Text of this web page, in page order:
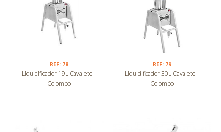
REF: 78
Liquidificador 19L Cavalete -
Colombo
REF: 79
Liquidificador 30L Cavalete -
Colombo